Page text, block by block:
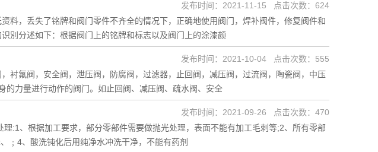
料，丢失了铭牌和阀门零件不齐全的情况下，正确地使用阀门，焊补阀件，修复阀件和
別分述如下：根据阀门上的铭牌和标志以及阀门上的涂漆颜
发布时间：2021-11-15 点击次数：624
衬氟阀，安全阀，泄压阀，防腐阀，过滤器，止回阀，减压阀，过流阀，陶瓷阀，中压
的力量进行动作的阀门。如止回阀、减压阀、疏水阀、安全
发布时间：2021-10-04 点击次数：555
:1、根据加工要求，部分零部件需要做抛光处理，表面不能有加工毛刺等;2、所有零部
﹔4、酸洗钝化后用纯净水冲洗干净，不能有药剂
发布时间：2021-09-26 点击次数：470